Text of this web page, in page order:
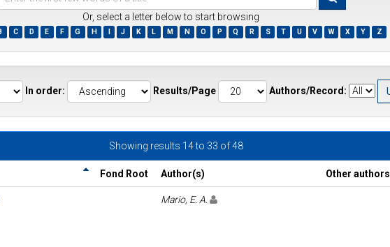
Or, select a letter below to start browsing
C D E F G H J K L M N O P Q R S T U V W X Y Z
In order: Results/Page Authors/Record:
Showing results 14 to 33 of 48
Fond Root Author(s) Other authors
Mario, E. A.